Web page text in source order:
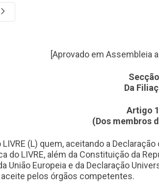
[Aprovado em Assembleia
Da
Artigo
(Dos membros
LIVRE (L) quem, aceitando a
do LIVRE, além da Constituição da
União Europeia e da Declaração
pelos órgãos competentes.